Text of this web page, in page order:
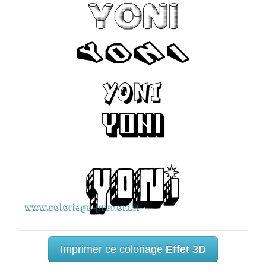
Imprimer ce coloriage Effet 3D